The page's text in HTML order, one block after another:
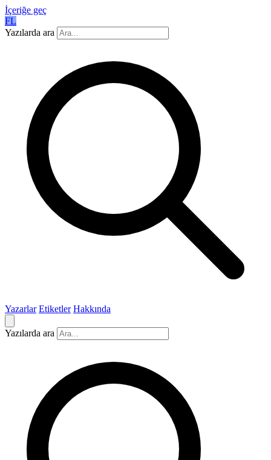
İçeriğe geç
FL
Yazılarda ara
Yazarlar Etiketler Hakkında
Yazılarda ara